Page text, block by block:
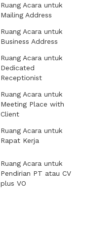
Ruang Acara untuk
Mailing Address
Ruang Acara untuk
Business Address
Ruang Acara untuk
Dedicated
Receptionist
Ruang Acara untuk
Meeting Place with
Client
Ruang Acara untuk
Rapat Kerja
Ruang Acara untuk
Pendirian PT atau CV
plus VO